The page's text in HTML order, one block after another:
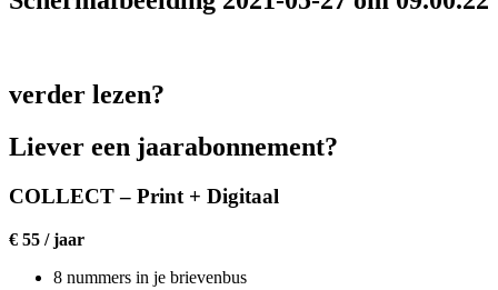
verder lezen?
Liever een jaarabonnement?
COLLECT – Print + Digitaal
€ 55 / jaar
8 nummers in je brievenbus